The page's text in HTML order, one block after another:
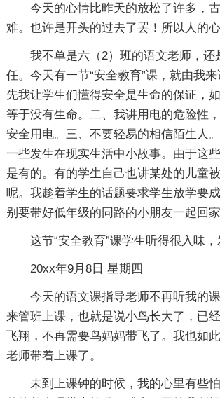
今天的心情比昨天的放松了许多，
难。也许是开头的过去了罢！所以人的心
我不单是六（2）班的语文老师，还
任。今天有一节“安全教育”课，就由我
先我让学生们懂得安全是生命的保证，
等于没有生命。二、我讲用电的危险性
安全用电。三、不要轻易的相信陌生人
一些发生在现实生活中小故事。由于这
是有的。有的学生自己也讲某处的儿童
呢。我趁着学生的话题要求学生放学要
别要带好低年级的同路的小朋友一起回家
这节“安全教育”课学生听得很入味，
20xx年9月8日 星期四
今天的语文课指导老师不再听我的
来管班上课，也就是说小鸟长大了，已
飞翔，不再需要鸟妈妈带飞了。我也如
老师带着上课了。
未到上课钟的时候，我的心里有些